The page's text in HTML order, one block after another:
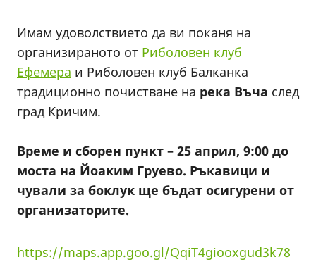
Имам удоволствието да ви поканя на
организираното от Риболовен клуб
Ефемера и Риболовен клуб Балканка
традиционно почистване на река Въча след
град Кричим.
Време и сборен пункт – 25 април, 9:00 до
моста на Йоаким Груево. Ръкавици и
чували за боклук ще бъдат осигурени от
организаторите.
https://maps.app.goo.gl/QqiT4giooxgud3k78